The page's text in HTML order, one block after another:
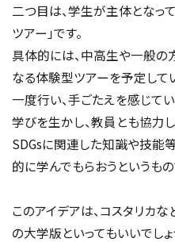
二つ目は、学生が主体となっ
ツアー」です。
具体的には、中高生や一般の
なる体験型ツアーを予定して
一度行い、手ごたえを感じて
学びを生かし、教員とも協力
SDGsに関連した知識や技能
的に学んでもらおうというもの
このアイデアは、コスタリカ
の大学版といってもいいでし